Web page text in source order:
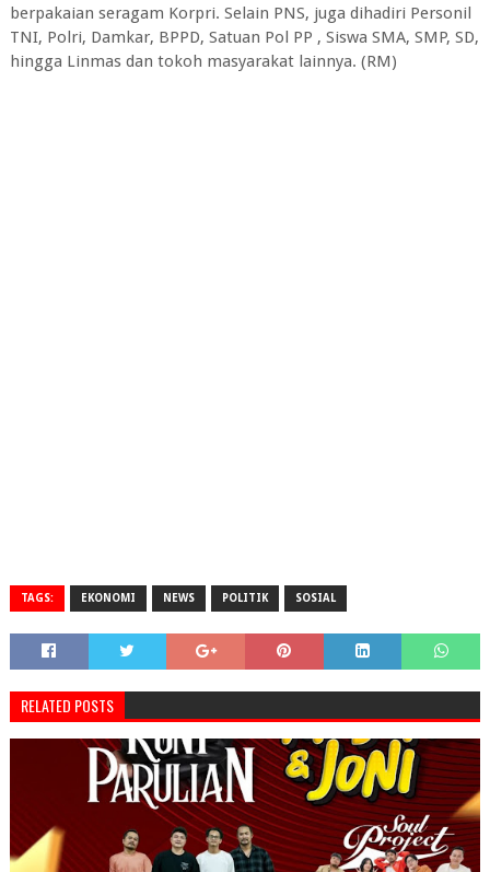
berpakaian seragam Korpri. Selain PNS, juga dihadiri Personil
TNI, Polri, Damkar, BPPD, Satuan Pol PP , Siswa SMA, SMP, SD,
hingga Linmas dan tokoh masyarakat lainnya. (RM)
TAGS: EKONOMI NEWS POLITIK SOSIAL
RELATED POSTS